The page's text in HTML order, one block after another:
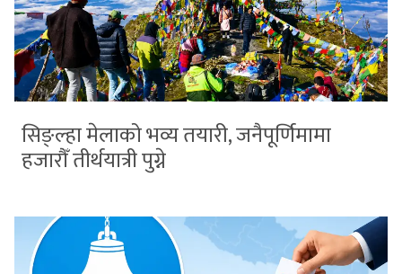
सिङ्ल्हा मेलाको भव्य तयारी, जनैपूर्णिमामा
हजारौँ तीर्थयात्री पुग्ने